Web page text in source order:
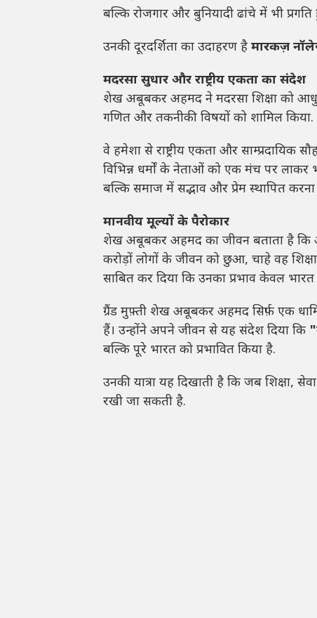
बल्कि रोजगार और बुनियादी ढांचे में भी प्रगति
उनकी दूरदर्शिता का उदाहरण है मारकज़
मदरसा सुधार और राष्ट्रीय एकता का संदेश
शेख अबूबकर अहमद ने मदरसा शिक्षा को
गणित और तकनीकी विषयों को शामिल किया.
वे हमेशा से राष्ट्रीय एकता और साम्प्रदायिक
विभिन्न धर्मों के नेताओं को एक मंच पर लाकर
बल्कि समाज में सद्भाव और प्रेम स्थापित
मानवीय मूल्यों के पैरोकार
शेख अबूबकर अहमद का जीवन बताता है कि
करोड़ों लोगों के जीवन को छुआ, चाहे वह शिक्षा
साबित कर दिया कि उनका प्रभाव केवल भारत
ग्रैंड मुफ़्ती शेख अबूबकर अहमद सिर्फ़ एक
हैं। उन्होंने अपने जीवन से यह संदेश दिया कि
बल्कि पूरे भारत को प्रभावित किया है.
उनकी यात्रा यह दिखाती है कि जब
रखी जा सकती है.